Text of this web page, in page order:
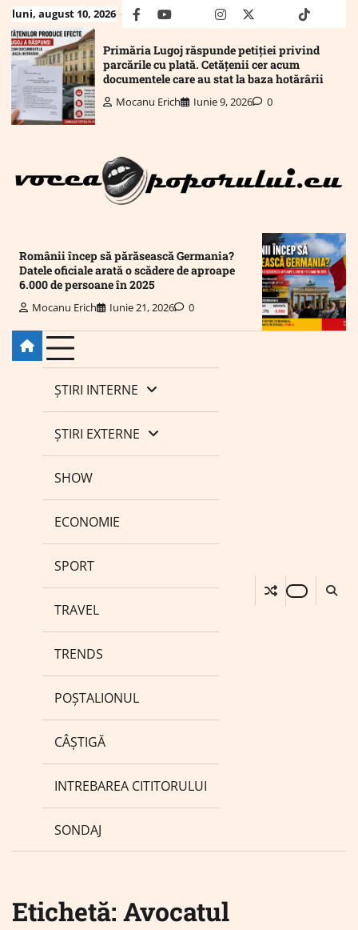
Skip
to
content
luni, august 10, 2026 facebookyoutubeMailinstagram
twitter truthtiktok
Primăria Lugoj răspunde petiției privind
parcările cu plată. Cetățenii cer acum
documentele care au stat la baza hotărârii
Mocanu Erich Iunie 9, 2026 0
Românii încep să părăsească Germania?
Datele oficiale arată o scădere de aproape
6.000 de persoane în 2025
Mocanu Erich Iunie 21, 2026 0
ȘTIRI INTERNE
ȘTIRI EXTERNE
SHOW
ECONOMIE
SPORT
TRAVEL
TRENDS
POȘTALIONUL
CÂȘTIGĂ
INTREBAREA CITITORULUI
SONDAJ
Etichetă: Avocatul